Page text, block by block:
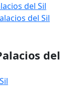
del Sil
del Sil
del